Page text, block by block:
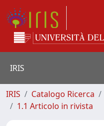
IRIS
IRIS Catalogo Ricerca
1.1 Articolo in rivista